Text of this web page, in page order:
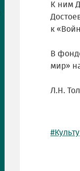
К ним
к
В
мир»
Л.Н.